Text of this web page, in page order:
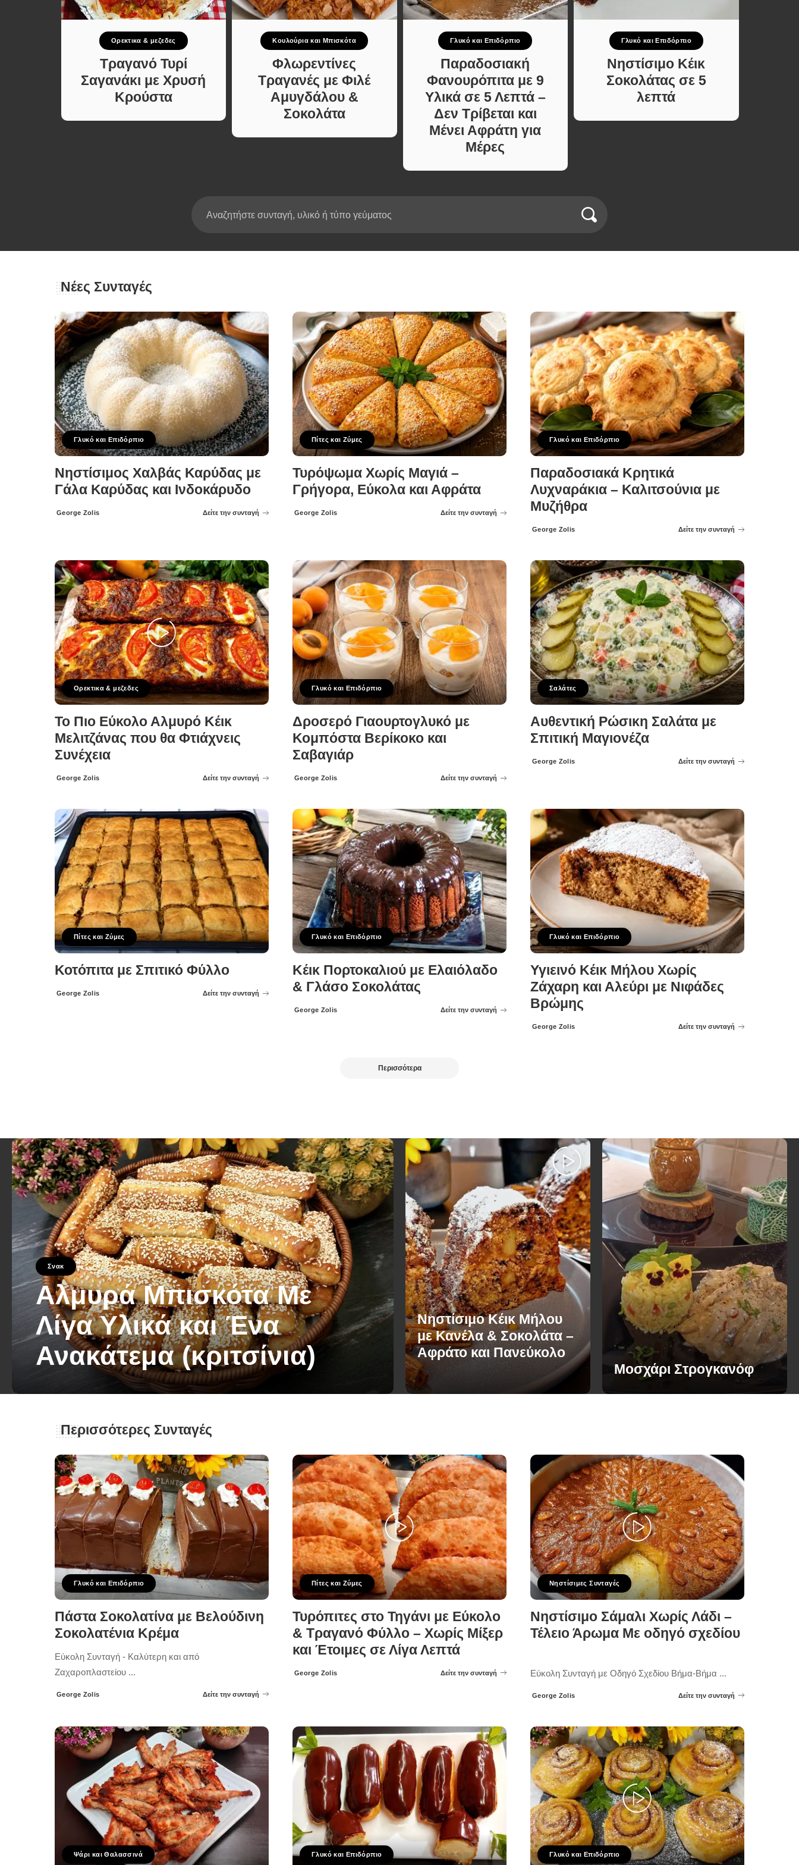
Κυρίως πιάτο
Κρέας
Ζυμαρικά
Σαλάτες
Σνακ
Σούπες και Φαγητά
Κατσαρόλας
Σούπες και Φαγητά
Χορτοφαγικές
Συνταγές Μελών
Ορεκτικα & μεζεδες
Τραγανό Τυρί
Σαγανάκι με Χρυσή
Κρούστα
Κουλούρια και Μπισκότα
Φλωρεντίνες
Τραγανές με Φιλέ
Αμυγδάλου &
Σοκολάτα
Γλυκό και Επιδόρπιο
Παραδοσιακή
Φανουρόπιτα με 9
Υλικά σε 5 Λεπτά –
Δεν Τρίβεται και
Μένει Αφράτη για
Μέρες
Γλυκό και Επιδόρπιο
Νηστίσιμο Κέικ
Σοκολάτας σε 5
λεπτά
Νέες Συνταγές
Γλυκό και Επιδόρπιο
Νηστίσιμος Χαλβάς Καρύδας με
Γάλα Καρύδας και Ινδοκάρυδο
Posted
George Zolis Δείτε την συνταγή
Πίτες και Ζύμες
Τυρόψωμα Χωρίς Μαγιά –
Γρήγορα, Εύκολα και Αφράτα
Posted
George Zolis Δείτε την συνταγή
Γλυκό και Επιδόρπιο
Παραδοσιακά Κρητικά
Λυχναράκια – Καλιτσούνια με
Μυζήθρα
Posted
George Zolis Δείτε την συνταγή
Ορεκτικα & μεζεδες
Το Πιο Εύκολο Αλμυρό Κέικ
Μελιτζάνας που θα Φτιάχνεις
Συνέχεια
Posted
George Zolis Δείτε την συνταγή
Γλυκό και Επιδόρπιο
Δροσερό Γιαουρτογλυκό με
Κομπόστα Βερίκοκο και
Σαβαγιάρ
Posted
George Zolis Δείτε την συνταγή
Σαλάτες
Αυθεντική Ρώσικη Σαλάτα με
Σπιτική Μαγιονέζα
Posted
George Zolis Δείτε την συνταγή
Πίτες και Ζύμες
Κοτόπιτα με Σπιτικό Φύλλο
Posted
George Zolis Δείτε την συνταγή
Γλυκό και Επιδόρπιο
Κέικ Πορτοκαλιού με Ελαιόλαδο
& Γλάσο Σοκολάτας
Posted
George Zolis Δείτε την συνταγή
Γλυκό και Επιδόρπιο
Υγιεινό Κέικ Μήλου Χωρίς
Ζάχαρη και Αλεύρι με Νιφάδες
Βρώμης
Posted
George Zolis Δείτε την συνταγή
Περισσότερα
Σνακ
Αλμυρά Μπισκότα Με
Λίγα Υλικά και Ένα
Ανακάτεμα (κριτσίνια)
4 Ιουνίου 2026
Νηστίσιμο Κέικ Μήλου
με Κανέλα & Σοκολάτα –
Αφράτο και Πανεύκολο
Μοσχάρι Στρογκανόφ
Περισσότερες Συνταγές
Γλυκό και Επιδόρπιο
Πάστα Σοκολατίνα με Βελούδινη
Σοκολατένια Κρέμα
Εύκολη Συνταγή - Καλύτερη και από
Ζαχαροπλαστείου ...
Posted
George Zolis Δείτε την συνταγή
Πίτες και Ζύμες
Τυρόπιτες στο Τηγάνι με Εύκολο
& Τραγανό Φύλλο – Χωρίς Μίξερ
και Έτοιμες σε Λίγα Λεπτά
Posted
George Zolis Δείτε την συνταγή
Νηστίσιμες Συνταγές
Νηστίσιμο Σάμαλι Χωρίς Λάδι –
Τέλειο Άρωμα Με οδηγό σχεδίου
Εύκολη Συνταγή με Οδηγό Σχεδίου Βήμα-Βήμα ...
Posted
George Zolis Δείτε την συνταγή
Ψάρι και Θαλασσινά Γλυκό και Επιδόρπιο Γλυκό και Επιδόρπιο